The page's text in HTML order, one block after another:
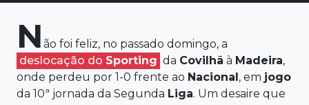
N ão foi feliz, no passado domingo, a
deslocação do Sporting da Covilhã à Madeira,
onde perdeu por 1-0 frente ao Nacional, em jogo
da 10ª jornada da Segunda Liga. Um desaire que